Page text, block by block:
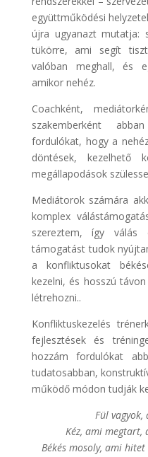
együttműködési
újra ugyanazt mutatja:
tükörre, ami segít
valóban meghall, és
amikor nehéz.
Coachként,
szakemberként
fordulókat, hogy a
döntések, kezelhető
megállapodások
Mediátorok számára
komplex
szereztem, így
támogatást tudok
a konfliktusokat
kezelni, és hosszú
létrehozni..
Konfliktuskezelés
fejlesztések és
hozzám fordulókat
tudatosabban,
működő módon tudják
Fül vagyok,
Kéz, ami megtart,
Békés mosoly, ami